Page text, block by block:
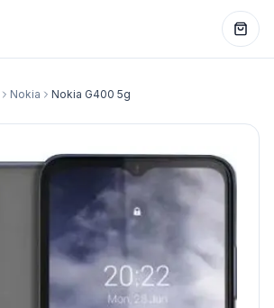
Nokia Nokia G400 5g